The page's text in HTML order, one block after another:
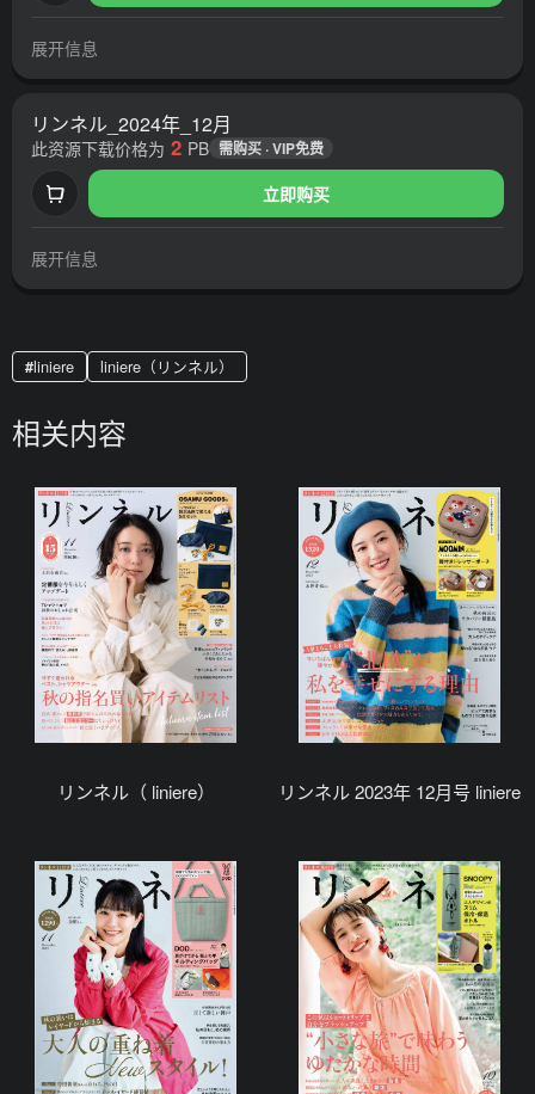
展开信息
リンネル_2024年_12月
立即购买
此资源下载价格为 2 PB 需购买 · VIP免费
展开信息
liniere liniere（リンネル）
相关内容
リンネル（ liniere） リンネル 2023年 12月号 liniere